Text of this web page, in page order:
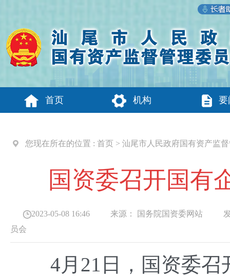
首页 机构 要
您现在所在的位置 : 首页 > 汕尾市人民政府国有资产监
国资委召开国有
2023-05-08 16:46 来源： 国务院国资委网站 发
员会
4月21日，国资委召